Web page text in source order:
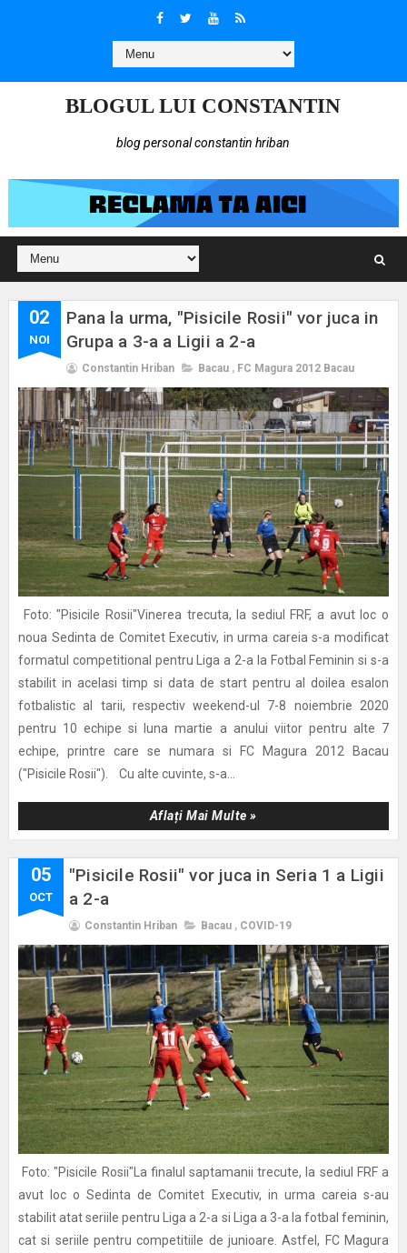
BLOGUL LUI CONSTANTIN
blog personal constantin hriban
02
NOI
Pana la urma, "Pisicile Rosii" vor juca in
Grupa a 3-a a Ligii a 2-a
Constantin Hriban Bacau , FC Magura 2012 Bacau
Foto: "Pisicile Rosii"Vinerea trecuta, la sediul FRF, a avut loc o
noua Sedinta de Comitet Executiv, in urma careia s-a modificat
formatul competitional pentru Liga a 2-a la Fotbal Feminin si s-a
stabilit in acelasi timp si data de start pentru al doilea esalon
fotbalistic al tarii, respectiv weekend-ul 7-8 noiembrie 2020
pentru 10 echipe si luna martie a anului viitor pentru alte 7
echipe, printre care se numara si FC Magura 2012 Bacau
("Pisicile Rosii"). Cu alte cuvinte, s-a...
Aflați Mai Multe »
05
OCT
"Pisicile Rosii" vor juca in Seria 1 a Ligii
a 2-a
Constantin Hriban Bacau , COVID-19
Foto: "Pisicile Rosii"La finalul saptamanii trecute, la sediul FRF a
avut loc o Sedinta de Comitet Executiv, in urma careia s-au
stabilit atat seriile pentru Liga a 2-a si Liga a 3-a la fotbal feminin,
cat si seriile pentru competitiile de junioare. Astfel, FC Magura